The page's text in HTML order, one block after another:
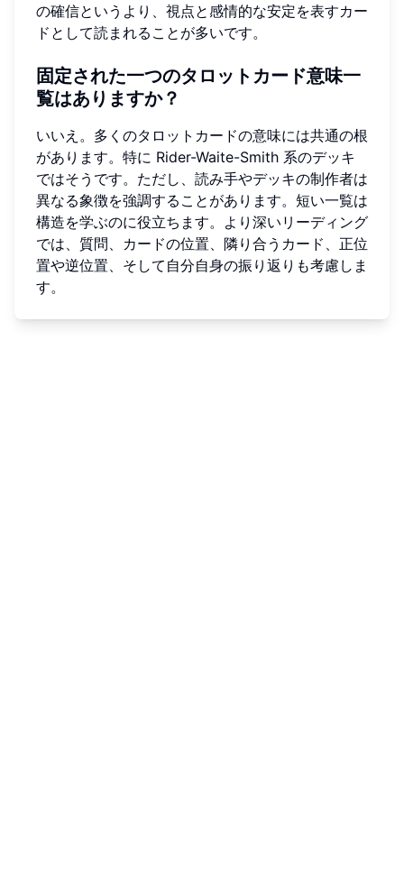
の確信というより、視点と感情的な安定を表すカー
ドとして読まれることが多いです。
固定された一つのタロットカード意味一
覧はありますか？
いいえ。多くのタロットカードの意味には共通の根
があります。特に Rider-Waite-Smith 系のデッキ
ではそうです。ただし、読み手やデッキの制作者は
異なる象徴を強調することがあります。短い一覧は
構造を学ぶのに役立ちます。より深いリーディング
では、質問、カードの位置、隣り合うカード、正位
置や逆位置、そして自分自身の振り返りも考慮しま
す。